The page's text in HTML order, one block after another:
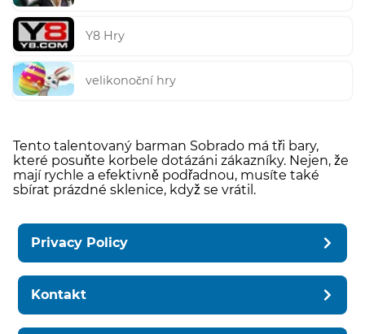
Y8 Hry
velikonoční hry
Tento talentovaný barman Sobrado má tři bary,
které posuňte korbele dotázáni zákazníky. Nejen, že
mají rychle a efektivně podřadnou, musíte také
sbírat prázdné sklenice, když se vrátil.
Privacy Policy
Kontakt